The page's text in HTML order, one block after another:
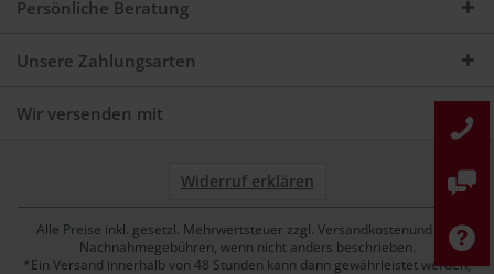
Persönliche Beratung
Unsere Zahlungsarten
Wir versenden mit
Widerruf erklären
Alle Preise inkl. gesetzl. Mehrwertsteuer zzgl. Versandkostenund ggf.
Nachnahmegebühren, wenn nicht anders beschrieben.
*Ein Versand innerhalb von 48 Stunden kann dann gewährleistet werden,